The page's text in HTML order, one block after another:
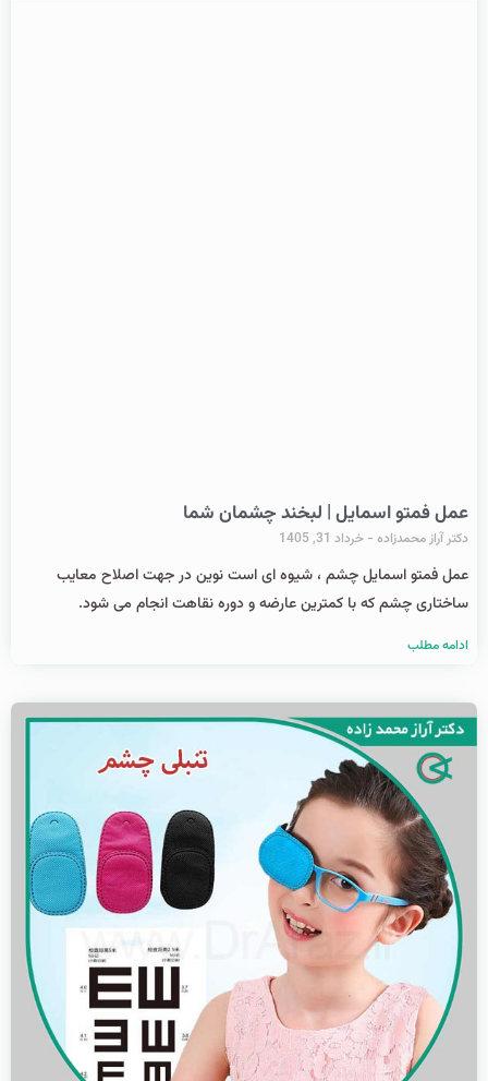
عمل فمتو اسمایل | لبخند چشمان شما
دکتر آراز محمدزاده خرداد 31, 1405
عمل فمتو اسمایل چشم ، شیوه ای است نوین در جهت اصلاح معایب
ساختاری چشم که با کمترین عارضه و دوره نقاهت انجام می شود.
ادامه مطلب